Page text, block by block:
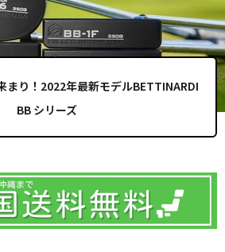
まり！2022年最新モデルBETTINARDI
BB シリーズ